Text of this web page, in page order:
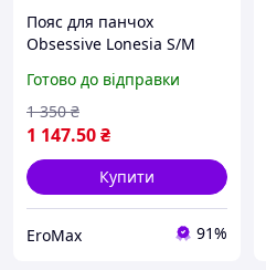
Пояс для панчох
Obsessive Lonesia S/M
Готово до відправки
1 147.50₴
1 350 ₴
Купити
EroMax 91%